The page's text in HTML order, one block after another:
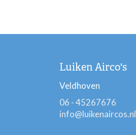
Luiken Airco's
Veldhoven
06 - 45267676
info@luikenaircos.nl